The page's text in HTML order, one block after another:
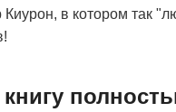
в котором так